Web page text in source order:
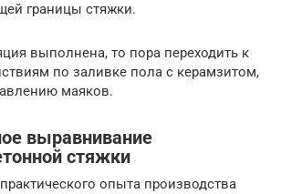
границы стяжки.
выполнена, то пора переходить к
по заливке пола с керамзитом,
маяков.
выравнивание
стяжки
опыта производства